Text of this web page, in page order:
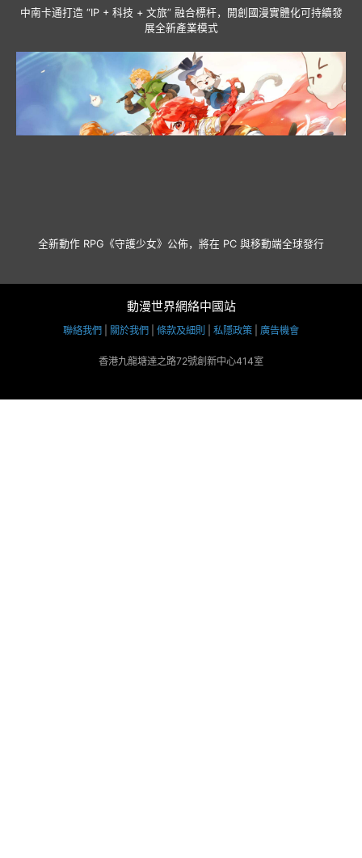
中南卡通打造 “IP + 科技 + 文旅” 融合標杆，開創國漫實體化可持續發
展全新產業模式
全新動作 RPG《守護少女》公佈，將在 PC 與移動端全球發行
動漫世界網絡中國站
聯絡我們 關於我們 條款及細則 私隱政策 廣告機會
香港九龍塘達之路72號創新中心414室